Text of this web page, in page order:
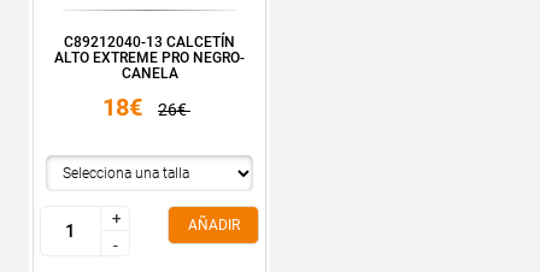
C89212040-13 CALCETÍN
ALTO EXTREME PRO NEGRO-
CANELA
18€ 26€
+
-
+
-
AÑADIR